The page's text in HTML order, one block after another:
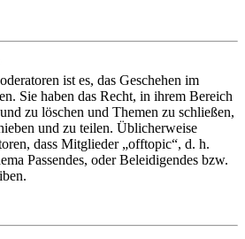
ist es, das Geschehen im
Sie haben das Recht, in ihrem Bereich
zu löschen und Themen zu schließen,
und zu teilen. Üblicherweise
dass Mitglieder „offtopic“, d. h.
Passendes, oder Beleidigendes bzw.